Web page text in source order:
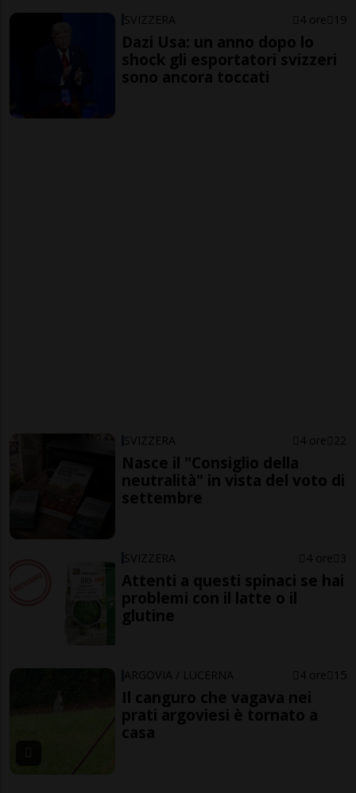
SVIZZERA 4 ore 19
Dazi Usa: un anno dopo lo
shock gli esportatori svizzeri
sono ancora toccati
SVIZZERA 4 ore 22
Nasce il "Consiglio della
neutralità" in vista del voto di
settembre
SVIZZERA 4 ore 3
Attenti a questi spinaci se hai
problemi con il latte o il
glutine
ARGOVIA / LUCERNA 4 ore 15
Il canguro che vagava nei
prati argoviesi è tornato a
casa